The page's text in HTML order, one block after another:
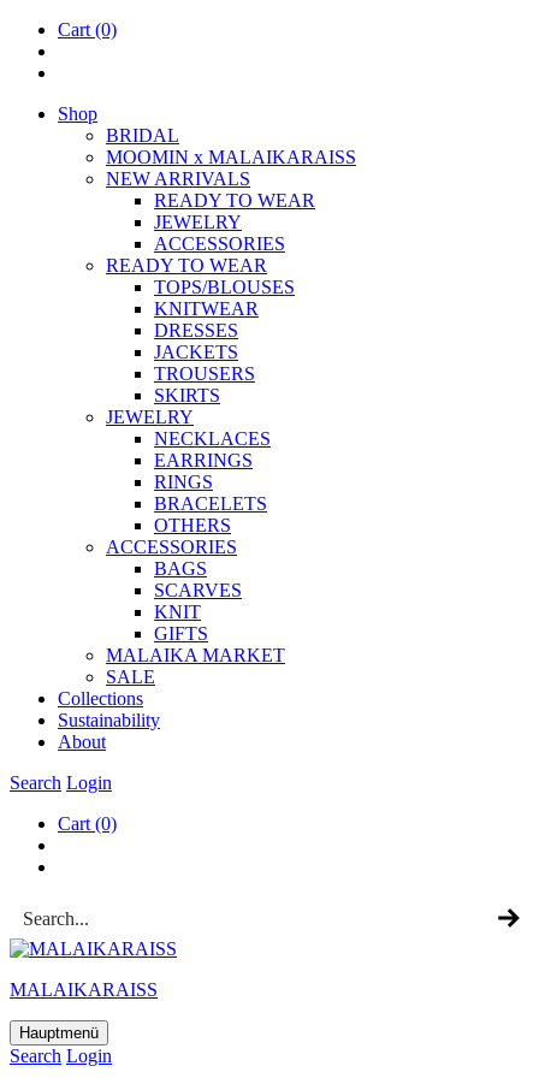
Cart (0)
Shop
BRIDAL
MOOM­IN x MALAIKARAISS
NEW ARRIVALS
READY TO WEAR
JEW­ELRY
ACCESSOR­IES
READY TO WEAR
TOPS/BLOUSES
KNIT­WEAR
DRESSES
JACK­ETS
TROUSERS
SKIRTS
JEW­ELRY
NECK­LACES
EAR­RINGS
RINGS
BRACE­LETS
OTH­ERS
ACCESSOR­IES
BAGS
SCARVES
KNIT
GIFTS
MALAIKA MAR­KET
SALE
Col­lec­tions
Sus­tain­ab­il­ity
About
Search Login
Cart (0)
MALAIKARAISS
Hauptmenü
Search Login